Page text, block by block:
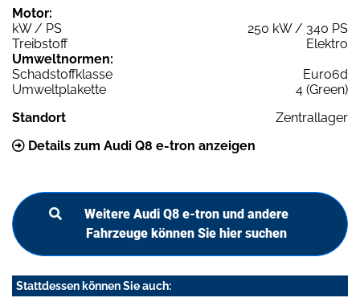
Motor:
kW / PS
250 kW / 340 PS
Treibstoff
Elektro
Umweltnormen:
Schadstoffklasse
Euro6d
Umweltplakette
4 (Green)
Standort
Zentrallager
Details zum Audi Q8 e-tron anzeigen
Weitere Audi Q8 e-tron und andere
Fahrzeuge können Sie hier suchen
Stattdessen können Sie auch: